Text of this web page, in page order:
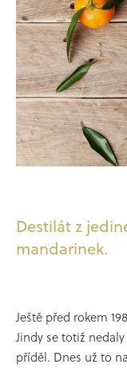
Destilát z
mandarinek.
Ještě před rokem
Jindy se totiž
příděl. Dnes už to